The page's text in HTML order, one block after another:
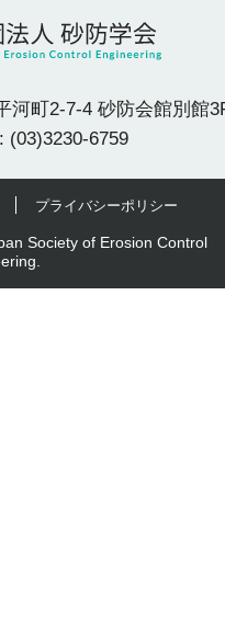
河町2-7-4 砂防会館別館
6759
プライバシーポリシー
Society of Erosion Control